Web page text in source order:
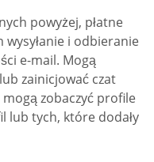
powyżej, płatne
i odbieranie
e-mail. Mogą
zainicjować czat
zobaczyć profile
lub tych, które dodały